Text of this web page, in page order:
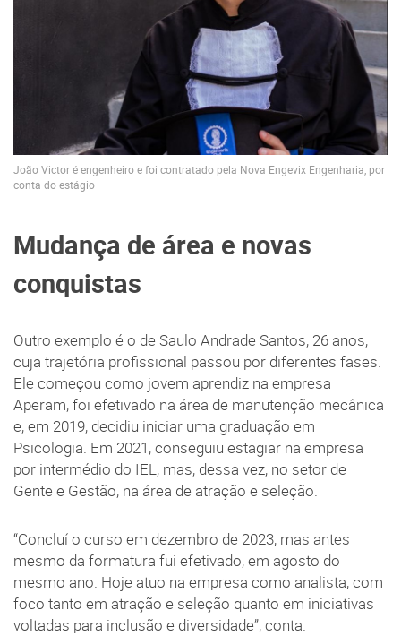
João Victor é engenheiro e foi contratado pela Nova Engevix Engenharia, por
conta do estágio
Mudança de área e novas
conquistas
Outro exemplo é o de Saulo Andrade Santos, 26 anos,
cuja trajetória profissional passou por diferentes fases.
Ele começou como jovem aprendiz na empresa
Aperam, foi efetivado na área de manutenção mecânica
e, em 2019, decidiu iniciar uma graduação em
Psicologia. Em 2021, conseguiu estagiar na empresa
por intermédio do IEL, mas, dessa vez, no setor de
Gente e Gestão, na área de atração e seleção.
“Concluí o curso em dezembro de 2023, mas antes
mesmo da formatura fui efetivado, em agosto do
mesmo ano. Hoje atuo na empresa como analista, com
foco tanto em atração e seleção quanto em iniciativas
voltadas para inclusão e diversidade”, conta.